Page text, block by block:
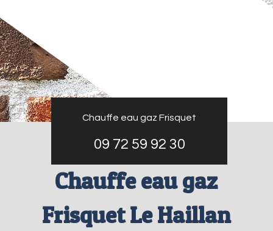
Chauffe eau gaz Frisquet
09 72 59 92 30
Chauffe eau gaz
Frisquet Le Haillan